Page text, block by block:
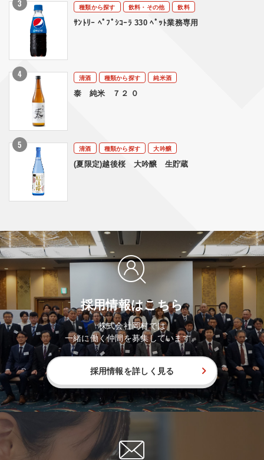
種類から探す 飲料・その他
飲料
ｻﾝﾄﾘｰ ﾍﾟﾌﾟｼｺｰﾗ 330 ﾍﾟｯﾄ業務専用
清酒 種類から探す
純米酒
泰 純米 ７２ ０
清酒 種類から探す
大吟醸
(夏限定)越後桜 大吟醸 生貯蔵
採用情報はこちら
株式会社岡村では
一緒に働く仲間を募集しています。
採用情報を詳しく見る